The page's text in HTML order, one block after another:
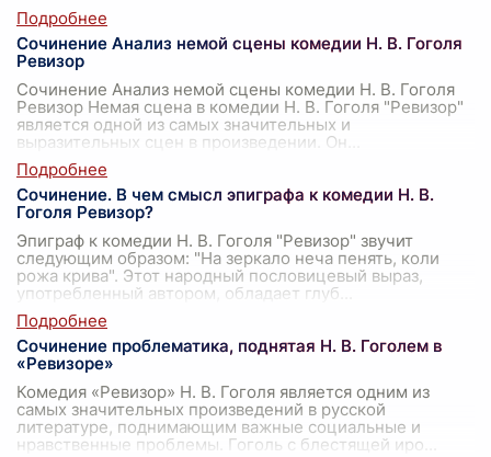
Сочинение Анализ немой сцены комедии Н. В. Гоголя
Ревизор
Сочинение Анализ немой сцены комедии Н. В. Гоголя
Ревизор Немая сцена в комедии Н. В. Гоголя "Ревизор"
является одной из самых значительных и
выразительных сцен в произведении. Он
Сочинение. В чем смысл эпиграфа к комедии Н. В.
Гоголя Ревизор?
Эпиграф к комедии Н. В. Гоголя "Ревизор" звучит
следующим образом: "На зеркало неча пенять, коли
рожа крива". Этот народный пословицевый выраз,
употребленный автором, обладает глуб
Сочинение проблематика, поднятая Н. В. Гоголем в
«Ревизоре»
Комедия «Ревизор» Н. В. Гоголя является одним из
самых значительных произведений в русской
литературе, поднимающим важные социальные и
нравственные проблемы. Гоголь с блестящей иро